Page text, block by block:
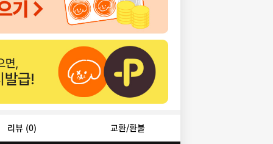
리뷰 (0) 교환/환불